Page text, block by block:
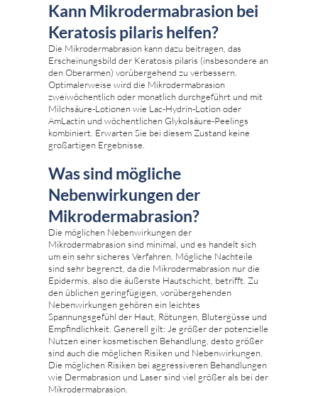
Kann Mikrodermabrasion bei
Keratosis pilaris helfen?
Die Mikrodermabrasion kann dazu beitragen, das
Erscheinungsbild der Keratosis pilaris (insbesondere an
den Oberarmen) vorübergehend zu verbessern.
Optimalerweise wird die Mikrodermabrasion
zweiwöchentlich oder monatlich durchgeführt und mit
Milchsäure-Lotionen wie Lac-Hydrin-Lotion oder
AmLactin und wöchentlichen Glykolsäure-Peelings
kombiniert. Erwarten Sie bei diesem Zustand keine
großartigen Ergebnisse.
Was sind mögliche
Nebenwirkungen der
Mikrodermabrasion?
Die möglichen Nebenwirkungen der
Mikrodermabrasion sind minimal, und es handelt sich
um ein sehr sicheres Verfahren. Mögliche Nachteile
sind sehr begrenzt, da die Mikrodermabrasion nur die
Epidermis, also die äußerste Hautschicht, betrifft. Zu
den üblichen geringfügigen, vorübergehenden
Nebenwirkungen gehören ein leichtes
Spannungsgefühl der Haut, Rötungen, Blutergüsse und
Empfindlichkeit. Generell gilt: Je größer der potenzielle
Nutzen einer kosmetischen Behandlung, desto größer
sind auch die möglichen Risiken und Nebenwirkungen.
Die möglichen Risiken bei aggressiveren Behandlungen
wie Dermabrasion und Laser sind viel größer als bei der
Mikrodermabrasion.